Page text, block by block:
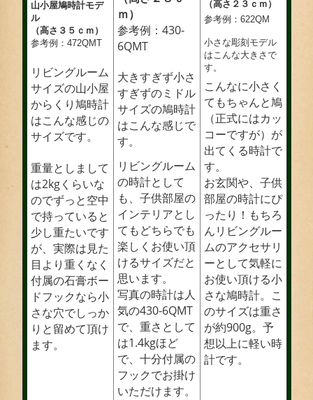
山小屋鳩時計モデ
ル
（高さ３５ｃｍ）
参考例：472QMT
リビングルーム
サイズの山小屋
からくり鳩時計
はこんな感じの
サイズです。
重量としまして
は2kgくらいな
のでずっと空中
で持っていると
少し重たいです
が、実際は見た
目より重くなく
付属の石膏ボー
ドフックなら小
さな穴でしっか
りと留めて頂け
ます。
ｍ）
参考例：430-
6QMT
大きすぎず小さ
すぎずのミドル
サイズの鳩時計
はこんな感じで
す。
リビングルーム
の時計として
も、子供部屋の
インテリアとし
てもどちらでも
楽しくお使い頂
けるサイズだと
思います。
写真の時計は人
気の430-6QMT
で、重さとして
は1.4kgほど
で、十分付属の
フックでお掛け
いただけます。
（高さ２３ｃｍ）
参考例：622QM
小さな彫刻モデル
はこんな大きさで
す。
こんなに小さく
てもちゃんと鳩
（正式にはカッ
コーですが）が
出てくる時計で
す。
お玄関や、子供
部屋の時計にぴ
ったり！もちろ
んリビングルー
ムのアクセサリ
ーとして気軽に
お使い頂ける小
さな鳩時計。こ
のサイズは重さ
が約900g。予
想以上に軽い時
計です。